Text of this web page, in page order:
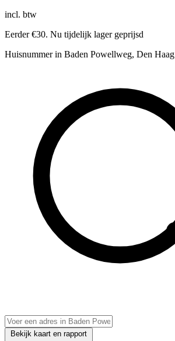
incl. btw
Eerder €30. Nu tijdelijk lager geprijsd
Huisnummer in Baden Powellweg, Den Haag
Bekijk kaart en rapport